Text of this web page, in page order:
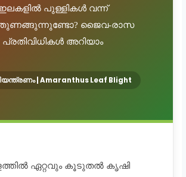
പുള്ളികൾ വന്ന്
ജൈവ-രാസ
പ്രതിവിധികൾ അറിയാം
| Amaranthus Leaf Blight
ഏറ്റവും കൂടുതൽ കൃഷി